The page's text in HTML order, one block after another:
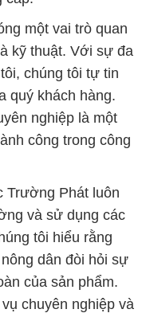
nghiệp là một
công trong công
Phát luôn
và sử dụng các
tôi hiểu rằng
dân đòi hỏi sự
của sản phẩm.
chuyên nghiệp và
ứng các nhu cầu
cho phép chúng
bạn. Điều này